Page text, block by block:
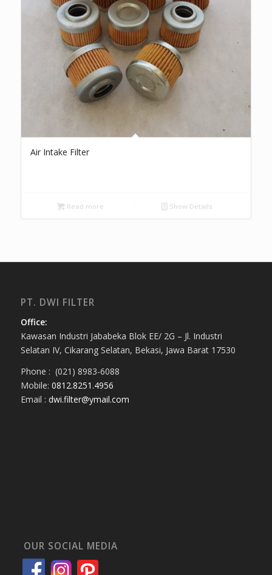
Air Intake Filter
Read more Show Details
PT. DWI FILTER
Office:
Kawasan Industri Jababeka Blok EE/ 2G – Jl. Industri
Selatan IV, Cikarang Selatan, Bekasi, Jawa Barat 17530
Phone : (021) 8983-6088
Mobile: 0812.8251.4956
Email : dwi.filter@ymail.com
OUR SOCIAL MEDIA